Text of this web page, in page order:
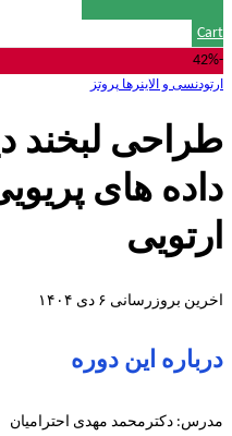
Cart
-42%
ارتودنسی و الاینرها پروتز
طراحی لبخند
داده های
ارتویی
اخرین بروزرسانی ۶ دی ۱۴۰۴
درباره این دوره
مدرس: دکترمحمد مهدی احترامیان